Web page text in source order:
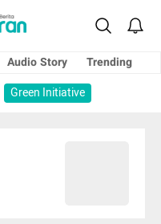
Audio Story
Trending
Green Initiative